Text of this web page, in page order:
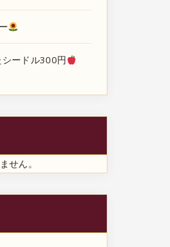
シードル300円
せん。